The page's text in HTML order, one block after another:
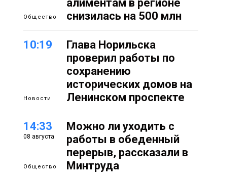
Общество
алиментам в регионе
снизилась на 500 млн
10:19
Новости
Глава Норильска
проверил работы по
сохранению
исторических домов на
Ленинском проспекте
14:33
08 августа
Общество
Можно ли уходить с
работы в обеденный
перерыв, рассказали в
Минтруда